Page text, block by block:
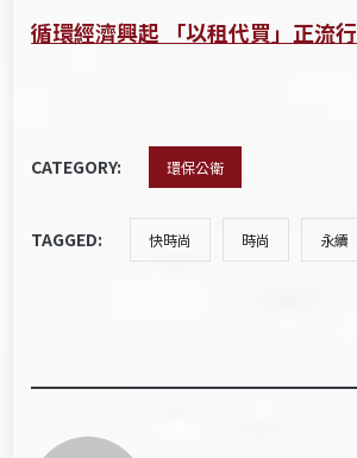
循環經濟興起 「以租代買」正流行
CATEGORY: 環保公衛
TAGGED: 快時尚 時尚 永續